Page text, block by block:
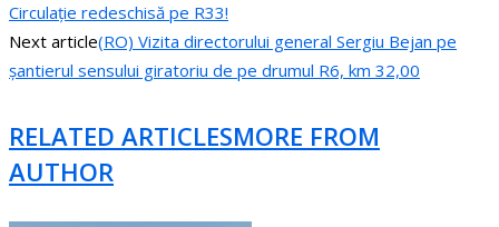
Circulație redeschisă pe R33!
Next article(RO) Vizita directorului general Sergiu Bejan pe
șantierul sensului giratoriu de pe drumul R6, km 32,00
RELATED ARTICLESMORE FROM
AUTHOR